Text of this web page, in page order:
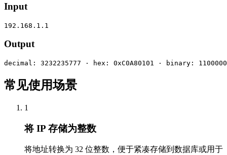
Input
192.168.1.1
Output
decimal: 3232235777 · hex: 0xC0A80101 · binary:
常见使用场景
1
将 IP 存储为整数
将地址转换为 32 位整数，便于紧凑存储到数据库或用于